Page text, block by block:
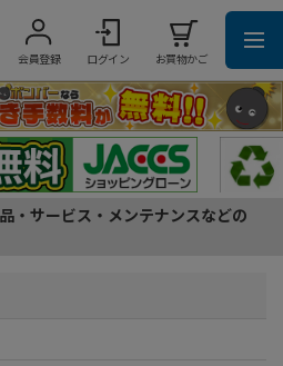
会員登録 ログイン お買物かご
・サービス・メンテナンスなどの